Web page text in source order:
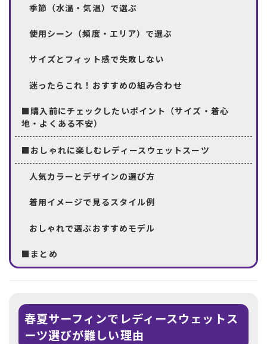
季節（水温・気温）で選ぶ
使用シーン（頻度・エリア）で選ぶ
サイズとフィット感で失敗しない
迷ったらこれ！おすすめの組み合わせ
■購入前にチェックしたいポイント（サイズ・着心
地・よくある不安）
■おしゃれに楽しむレディースウェットスーツ
人気カラーとデザインの選び方
着用イメージで見るスタイル例
おしゃれで選ぶおすすめモデル
■まとめ
春夏サーフィンでレディースウェットス
ーツ選びが難しい理由